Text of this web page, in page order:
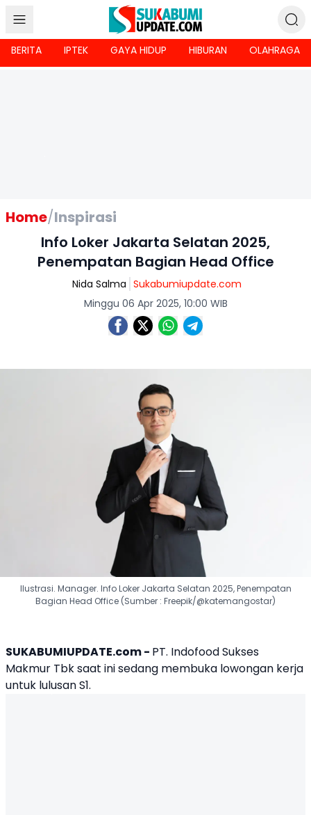
BERITA IPTEK GAYA HIDUP HIBURAN OLAHRAGA
Home/Inspirasi
Info Loker Jakarta Selatan 2025,
Penempatan Bagian Head Office
Nida Salma Sukabumiupdate.com
Minggu 06 Apr 2025, 10:00 WIB
Ilustrasi. Manager. Info Loker Jakarta Selatan 2025, Penempatan
Bagian Head Office (Sumber : Freepik/@katemangostar)
SUKABUMIUPDATE.com - PT. Indofood Sukses
Makmur Tbk saat ini sedang membuka lowongan kerja
untuk lulusan S1.